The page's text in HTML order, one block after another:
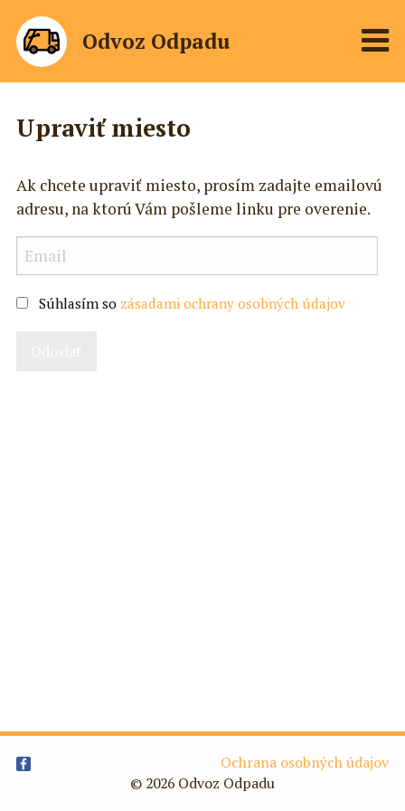
Odvoz Odpadu
Upraviť miesto
Ak chcete upraviť miesto, prosím zadajte emailovú
adresu, na ktorú Vám pošleme linku pre overenie.
Súhlasím so zásadami ochrany osobných údajov
Ochrana osobných údajov
© 2026 Odvoz Odpadu